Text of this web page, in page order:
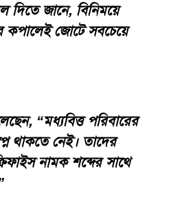
দিতে জানে, বিনিময়ে
কপালেই জোটে সবচেয়ে
“মধ্যবিত্ত পরিবারের
থাকতে নেই। তাদের
নামক শব্দের সাথে